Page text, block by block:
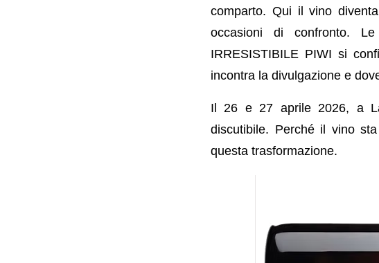
comparto. Qui il vino
occasioni di confronto.
IRRESISTIBILE PIWI si
incontra la divulgazione e
Il 26 e 27 aprile 2026, a
discutibile. Perché il vino
questa trasformazione.